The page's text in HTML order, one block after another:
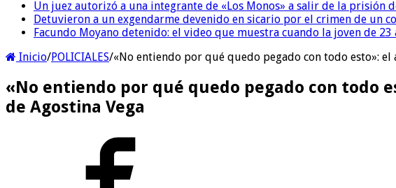
Un juez autorizó a una integrante de «Los Monos» a salir de la
Detuvieron a un exgendarme devenido en sicario por el crimen de un
Facundo Moyano detenido: el video que muestra cuando la joven de
Inicio/POLICIALES/«No entiendo por qué quedo pegado con todo esto»:
«No entiendo por qué quedo pegado con todo
de Agostina Vega